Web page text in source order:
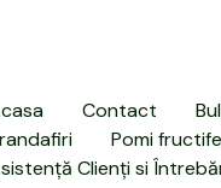
Contact
Pomi
Clienți si